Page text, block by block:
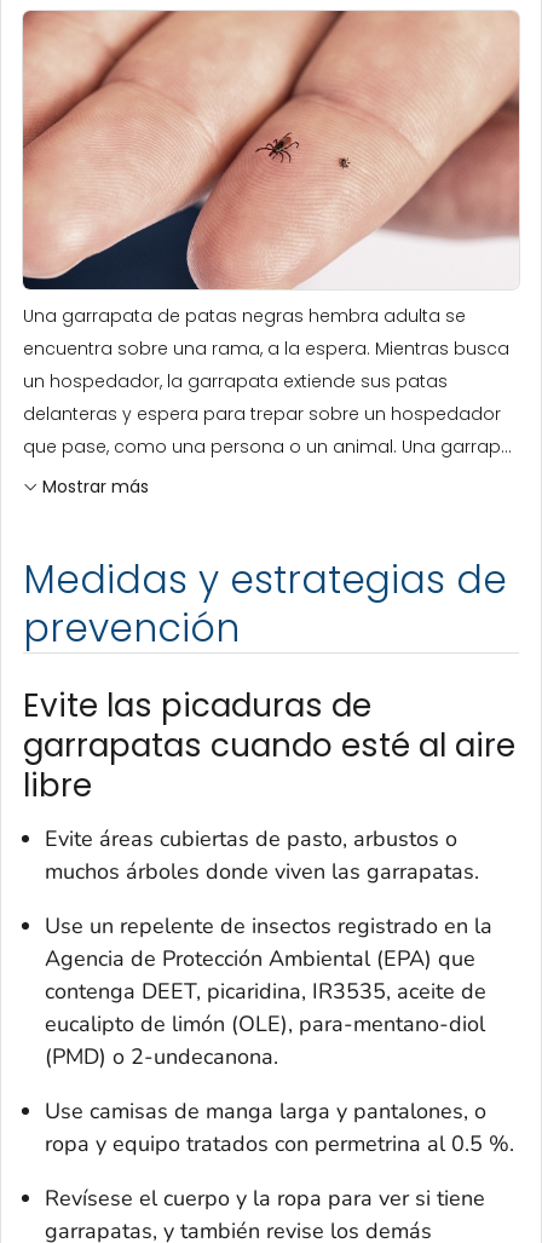
Una garrapata de patas negras hembra adulta se
encuentra sobre una rama, a la espera. Mientras busca
un hospedador, la garrapata extiende sus patas
delanteras y espera para trepar sobre un hospedador
que pase, como una persona o un animal. Una garrap...
Mostrar más
Medidas y estrategias de
prevención
Evite las picaduras de
garrapatas cuando esté al aire
libre
Evite áreas cubiertas de pasto, arbustos o
muchos árboles donde viven las garrapatas.
Use un repelente de insectos registrado en la
Agencia de Protección Ambiental (EPA) que
contenga DEET, picaridina, IR3535, aceite de
eucalipto de limón (OLE), para-mentano-diol
(PMD) o 2-undecanona.
Use camisas de manga larga y pantalones, o
ropa y equipo tratados con permetrina al 0.5 %.
Revísese el cuerpo y la ropa para ver si tiene
garrapatas, y también revise los demás